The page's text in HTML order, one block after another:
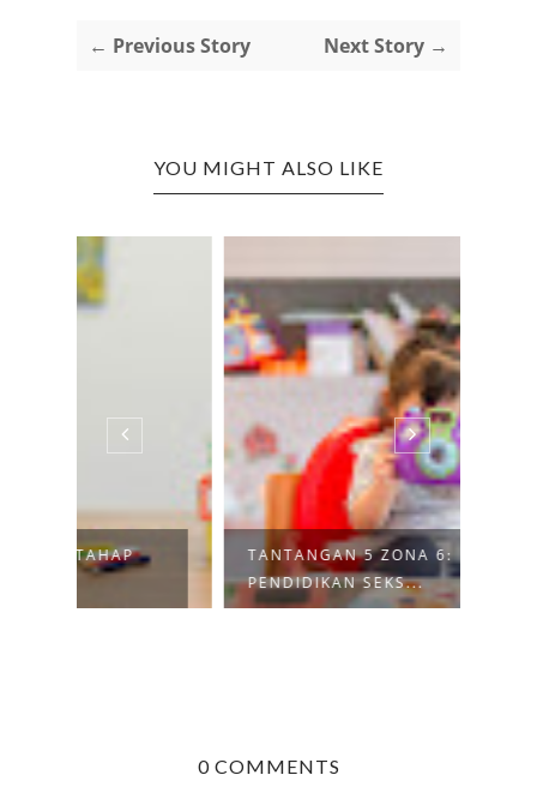
← Previous Story Next Story →
YOU MIGHT ALSO LIKE
TANTANGAN 5 ZONA 6:
PENDIDIKAN SEKS...
0 COMMENTS